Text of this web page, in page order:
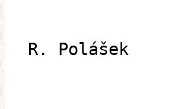
R. Polášek